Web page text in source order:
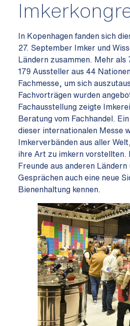
In Kopenhagen fanden sich
27. September Imker und
Ländern zusammen. Mehr als
179 Aussteller aus 44
Fachmesse, um sich
Fachvorträgen wurden
Fachausstellung zeigte
Beratung vom Fachhandel.
dieser internationalen Messe
Imkerverbänden aus aller
ihre Art zu imkern vorstellten.
Freunde aus anderen
Gesprächen auch eine neue
Bienenhaltung kennen.